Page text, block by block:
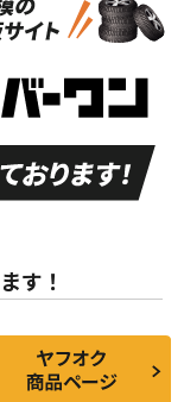
車外し品（新古
付き
行距離も少なく、
非常に状態の良い中
古品
んどない中古品
られるが、使用に問
題のない中古品
す！